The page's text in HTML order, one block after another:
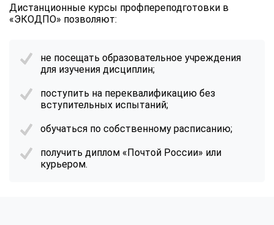
Дистанционные курсы профпереподготовки в
«ЭКОДПО» позволяют:
не посещать образовательное учреждения
для изучения дисциплин;
поступить на переквалификацию без
вступительных испытаний;
обучаться по собственному расписанию;
получить диплом «Почтой России» или
курьером.